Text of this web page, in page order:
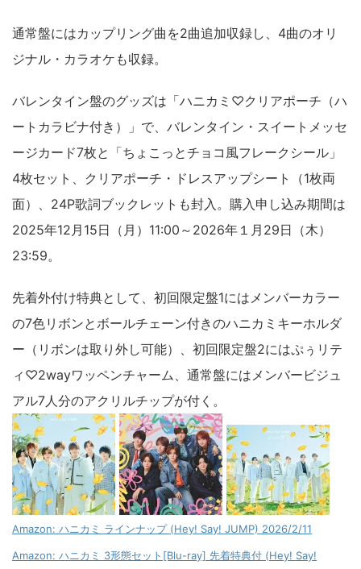
通常盤にはカップリング曲を2曲追加収録し、4曲のオリ
ジナル・カラオケも収録。
バレンタイン盤のグッズは「ハニカミ♡クリアポーチ（ハ
ートカラビナ付き）」で、バレンタイン・スイートメッセ
ージカード7枚と「ちょこっとチョコ風フレークシール」
4枚セット、クリアポーチ・ドレスアップシート（1枚両
面）、24P歌詞ブックレットも封入。購入申し込み期間は
2025年12月15日（月）11:00～2026年１月29日（木）
23:59。
先着外付け特典として、初回限定盤1にはメンバーカラー
の7色リボンとボールチェーン付きのハニカミキーホルダ
ー（リボンは取り外し可能）、初回限定盤2にはぷぅリテ
ィ♡2wayワッペンチャーム、通常盤にはメンバービジュ
アル7人分のアクリルチップが付く。
Amazon: ハニカミ ラインナップ (Hey! Say! JUMP) 2026/2/11
Amazon: ハニカミ 3形態セット[Blu-ray] 先着特典付 (Hey! Say!